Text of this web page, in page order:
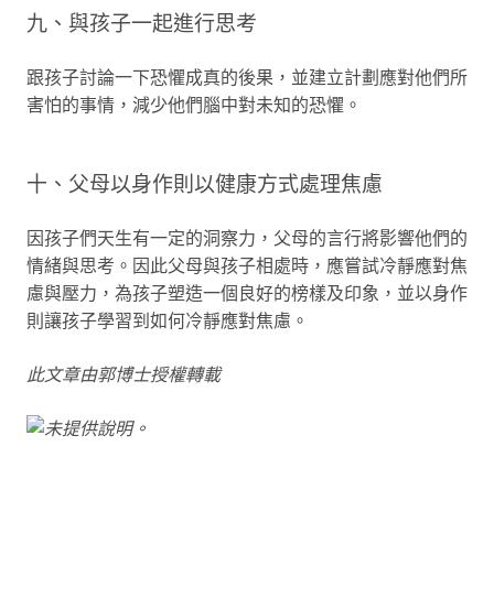
九、與孩子一起進行思考
跟孩子討論一下恐懼成真的後果，並建立計劃應對他們所
害怕的事情，減少他們腦中對未知的恐懼。
十、父母以身作則以健康方式處理焦慮
因孩子們天生有一定的洞察力，父母的言行將影響他們的
情緒與思考。因此父母與孩子相處時，應嘗試冷靜應對焦
慮與壓力，為孩子塑造一個良好的榜樣及印象，並以身作
則讓孩子學習到如何冷靜應對焦慮。
此文章由郭博士授權轉載